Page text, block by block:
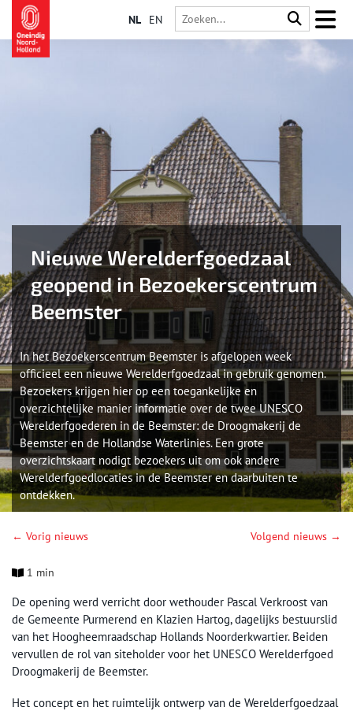
NL EN
Nieuwe Werelderfgoedzaal
geopend in Bezoekerscentrum
Beemster
In het Bezoekerscentrum Beemster is afgelopen week
officieel een nieuwe Werelderfgoedzaal in gebruik genomen.
Bezoekers krijgen hier op een toegankelijke en
overzichtelijke manier informatie over de twee UNESCO
Werelderfgoederen in de Beemster: de Droogmakerij de
Beemster en de Hollandse Waterlinies. Een grote
overzichtskaart nodigt bezoekers uit om ook andere
Werelderfgoedlocaties in de Beemster en daarbuiten te
ontdekken.
← Vorig nieuws Volgend nieuws →
1 min
De opening werd verricht door wethouder Pascal Verkroost van
de Gemeente Purmerend en Klazien Hartog, dagelijks bestuurslid
van het Hoogheemraadschap Hollands Noorderkwartier. Beiden
vervullen de rol van siteholder voor het UNESCO Werelderfgoed
Droogmakerij de Beemster.
Het concept en het ruimtelijk ontwerp van de Werelderfgoedzaal